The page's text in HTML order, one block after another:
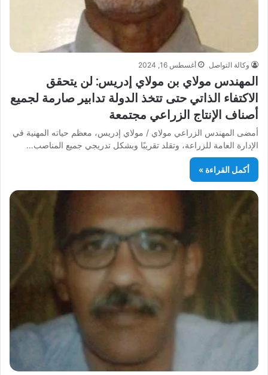
وكالة التواصل أغسطس 16, 2024
المهندس مولاي بن مولاي إدريس: لن يتحقق
الاكتفاء الذاتي حتى تتخذ الدولة تدابير صارمة لجميع
أصناف الإنتاج الزراعي مجتمعة
أمضى المهندس الزراعي مولاي / مولاي إدريس، معظم حياته المهنية في
الإدارة العامة للزراعة، وتقلد تقريبًا وبشكل تدريجي جميع المناصب…
أكمل القراءة »